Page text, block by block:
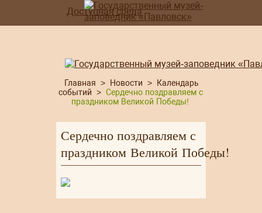
Доступная среда
Главная > Новости >
Календарь
событий > Сердечно поздравляем с
праздником Великой Победы!
Сердечно поздравляем с
праздником Великой Победы!